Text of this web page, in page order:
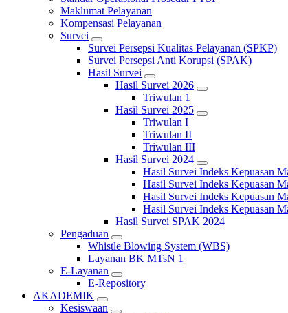
Maklumat Pelayanan
Kompensasi Pelayanan
Survei
Survei Persepsi Kualitas Pelayanan (SPKP)
Survei Persepsi Anti Korupsi (SPAK)
Hasil Survei
Hasil Survei 2026
Triwulan 1
Hasil Survei 2025
Triwulan I
Triwulan II
Triwulan III
Hasil Survei 2024
Hasil Survei Indeks Kepuasan
Hasil Survei Indeks Kepuasan
Hasil Survei Indeks Kepuasan
Hasil Survei Indeks Kepuasan
Hasil Survei SPAK 2024
Pengaduan
Whistle Blowing System (WBS)
Layanan BK MTsN 1
E-Layanan
E-Repository
AKADEMIK
Kesiswaan